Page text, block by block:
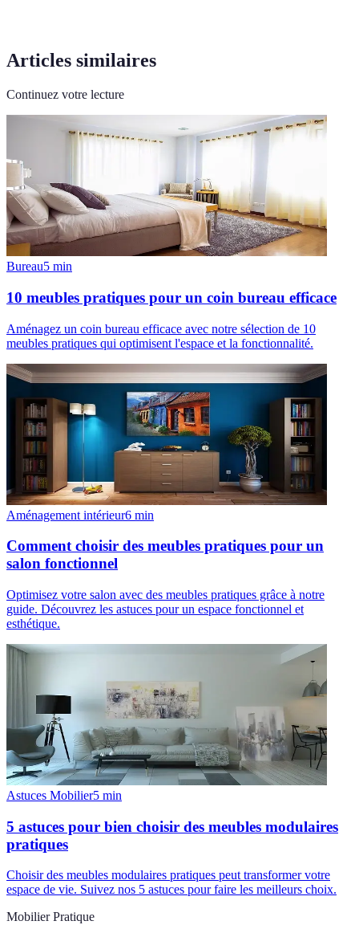
Articles similaires
Continuez votre lecture
Bureau5 min
10 meubles pratiques pour un coin bureau efficace
Aménagez un coin bureau efficace avec notre sélection de 10
meubles pratiques qui optimisent l'espace et la fonctionnalité.
Aménagement intérieur6 min
Comment choisir des meubles pratiques pour un
salon fonctionnel
Optimisez votre salon avec des meubles pratiques grâce à notre
guide. Découvrez les astuces pour un espace fonctionnel et
esthétique.
Astuces Mobilier5 min
5 astuces pour bien choisir des meubles modulaires
pratiques
Choisir des meubles modulaires pratiques peut transformer votre
espace de vie. Suivez nos 5 astuces pour faire les meilleurs choix.
Mobilier Pratique